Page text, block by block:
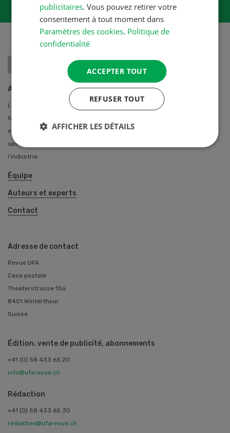
A propos de nous
La Revue UFA propose des solutions professionnelles individuelles à
toutes les agricultrices et agriculteurs de Suisse. Notre équipe
entretien des contacts privilégiés avec de nombreux auteurs
spécialisés des stations de recherche, des hautes écoles et de
l’industrie.
Équipe
Auteurs et experts
Contact
Adresse de contact
Revue UFA
Case postale
Theaterstrasse 15a
8401 Winterthour
Suisse
Édition, vente de publicité, abonnements
+41 (0) 58 433 65 20
info@ufarevue.ch
Rédaction
+41 (0) 58 433 65 30
redaktion@ufarevue.ch
publicitaires. Vous pouvez retirer votre
consentement à tout moment dans
Paramètres des cookies. Politique de
confidentialité
ACCEPTER TOUT
REFUSER TOUT
AFFICHER LES DÉTAILS